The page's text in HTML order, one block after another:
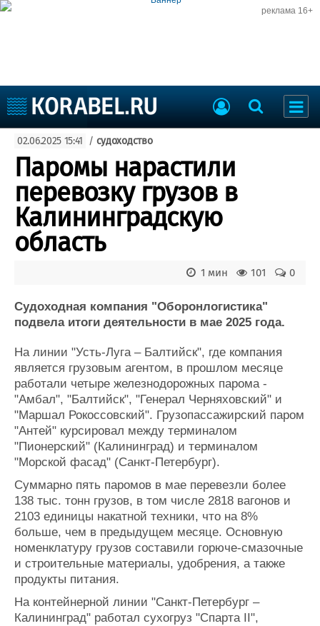
реклама 16+
Судоходство
Судоремонт
События
Пресс-релизы
Порты
Рыболовство
ВМФ
Образование
Яхты и катера
Еще
Пульс
Новости
Репутация
Работа
Крюинг
Журнал
Реклама
Доска объявлений
Продажа флота
Изделия
Материалы
Услуги
Конференции
Выставки и семинары
Личности
Словарь
Флот
Галерея флота
Форум
Отзывы
Все службы
02.06.2025 15:41 / судоходство
Паромы нарастили
перевозку грузов в
Калининградскую
область
0
101
1 мин
Судоходная компания "Оборонлогистика"
подвела итоги деятельности в мае 2025 года.
На линии "Усть-Луга – Балтийск", где компания
является грузовым агентом, в прошлом месяце
работали четыре железнодорожных парома -
"Амбал", "Балтийск", "Генерал Черняховский" и
"Маршал Рокоссовский". Грузопассажирский паром
"Антей" курсировал между терминалом
"Пионерский" (Калининград) и терминалом
"Морской фасад" (Санкт-Петербург).
Суммарно пять паромов в мае перевезли более
138 тыс. тонн грузов, в том числе 2818 вагонов и
2103 единицы накатной техники, что на 8%
больше, чем в предыдущем месяце. Основную
номенклатуру грузов составили горюче-смазочные
и строительные материалы, удобрения, а также
продукты питания.
На контейнерной линии "Санкт-Петербург –
Калининград" работал сухогруз "Спарта II",